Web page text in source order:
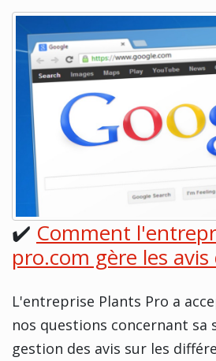
✔️ Comment
pro.com gère les avis
L'entreprise Plants Pro a
nos questions concernant sa
gestion des avis sur les